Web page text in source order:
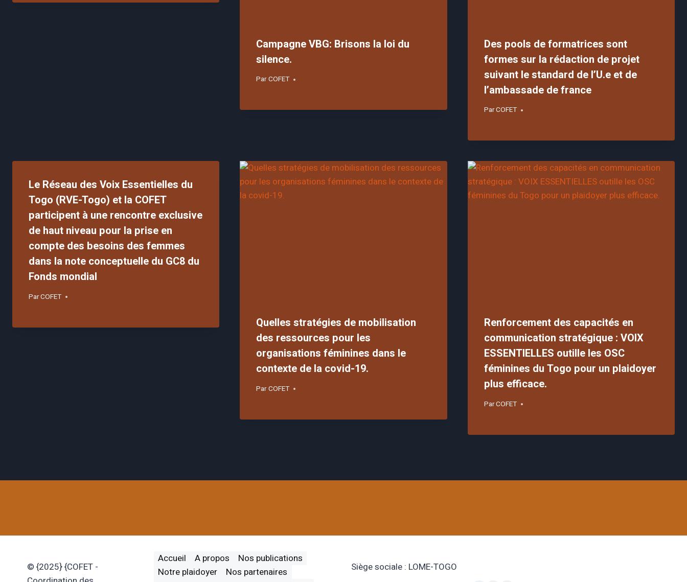
Campagne VBG: Brisons la loi du
silence.
ParCOFET
Des pools de formatrices sont
formes sur la rédaction de projet
suivant le standard de l’U.e et de
l’ambassade de france
ParCOFET
Le Réseau des Voix Essentielles du
Togo (RVE-Togo) et la COFET
participent à une rencontre exclusive
de haut niveau pour la prise en
compte des besoins des femmes
dans la note conceptuelle du GC8 du
Fonds mondial
ParCOFET
Quelles stratégies de mobilisation
des ressources pour les
organisations féminines dans le
contexte de la covid-19.
ParCOFET
Renforcement des capacités en
communication stratégique : VOIX
ESSENTIELLES outille les OSC
féminines du Togo pour un plaidoyer
plus efficace.
ParCOFET
© {2025} {COFET -
Accueil A propos
Nos publications
Notre plaidoyer
Nos partenaires
Siège sociale : LOME-TOGO